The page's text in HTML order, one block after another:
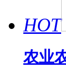
HOT
农业